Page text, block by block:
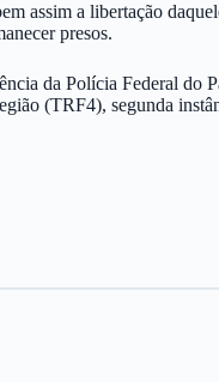
assim a libertação
presos.
da Polícia Federal do
(TRF4), segunda